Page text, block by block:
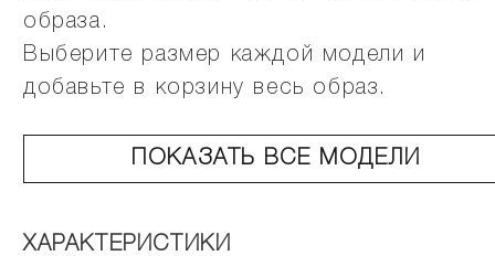
образа.
Выберите размер каждой модели и
добавьте в корзину весь образ.
ПОКАЗАТЬ ВСЕ МОДЕЛИ
ХАРАКТЕРИСТИКИ